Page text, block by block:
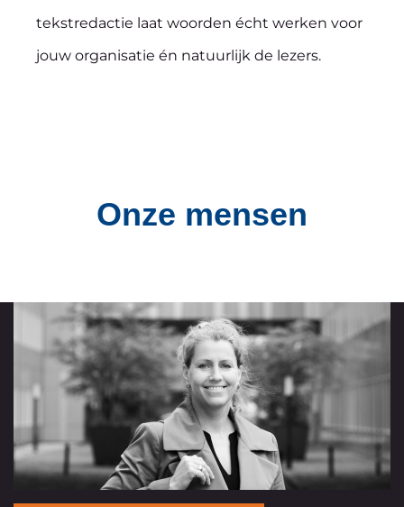
tekstredactie laat woorden écht werken voor
jouw organisatie én natuurlijk de lezers.
Onze mensen